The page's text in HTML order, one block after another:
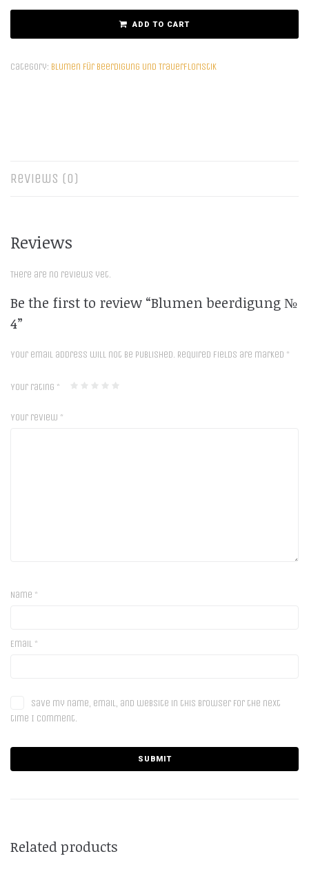
ADD TO CART
Category: Blumen für Beerdigung und Trauerfloristik
Reviews (0)
Reviews
There are no reviews yet.
Be the first to review “Blumen beerdigung №
4”
Your email address will not be published. Required fields are marked *
Your rating *
Your review *
Name *
Email *
Save my name, email, and website in this browser for the next
time I comment.
Related products